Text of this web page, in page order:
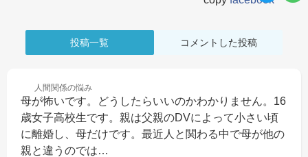
投稿一覧 コメントした投稿
人間関係の悩み
母が怖いです。どうしたらいいのかわかりません。16
歳女子高校生です。親は父親のDVによって小さい頃
に離婚し、母だけです。最近人と関わる中で母が他の
親と違うのでは…